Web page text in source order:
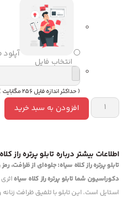
انتخاب فایل
( حداکثر اندازه فایل 256 مگابایت )
افزودن به سبد خرید
اطلاعات بیشتر درباره تابلو پرتره راز
تابلو پرتره راز کلاه سیاه: جلوه‌ای از ظرافت،
دکوراسیون شماتابلو پرتره راز کلاه سیاه
استایل است. این تابلو با تلفیق ظرافت